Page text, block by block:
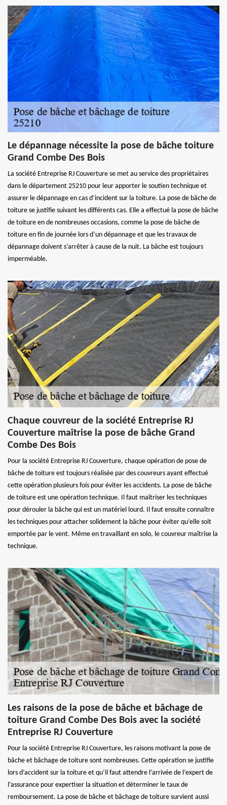
Le dépannage nécessite la pose de bâche toiture
Grand Combe Des Bois
La société Entreprise RJ Couverture se met au service des propriétaires
dans le département 25210 pour leur apporter le soutien technique et
assurer le dépannage en cas d’incident sur la toiture. La pose de bâche de
toiture se justifie suivant les différents cas. Elle a effectué la pose de bâche
de toiture en de nombreuses occasions, comme la pose de bâche de
toiture en fin de journée lors d’un dépannage et que les travaux de
dépannage doivent s’arrêter à cause de la nuit. La bâche est toujours
imperméable.
Chaque couvreur de la société Entreprise RJ
Couverture maîtrise la pose de bâche Grand
Combe Des Bois
Pour la société Entreprise RJ Couverture, chaque opération de pose de
bâche de toiture est toujours réalisée par des couvreurs ayant effectué
cette opération plusieurs fois pour éviter les accidents. La pose de bâche
de toiture est une opération technique. Il faut maîtriser les techniques
pour dérouler la bâche qui est un matériel lourd. Il faut ensuite connaître
les techniques pour attacher solidement la bâche pour éviter qu’elle soit
emportée par le vent. Même en travaillant en solo, le couvreur maîtrise la
technique.
Les raisons de la pose de bâche et bâchage de
toiture Grand Combe Des Bois avec la société
Entreprise RJ Couverture
Pour la société Entreprise RJ Couverture, les raisons motivant la pose de
bâche et bâchage de toiture sont nombreuses. Cette opération se justifie
lors d’accident sur la toiture et qu’il faut attendre l’arrivée de l’expert de
l’assurance pour expertiser la situation et déterminer le taux de
remboursement. La pose de bâche et bâchage de toiture survient aussi